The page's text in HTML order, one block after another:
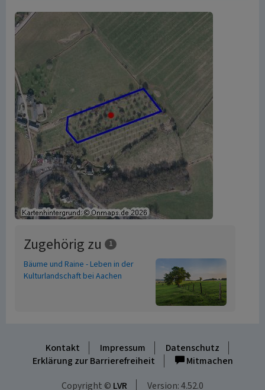
Zugehörig zu 1
Bäume und Raine - Leben in der
Kulturlandschaft bei Aachen
Kontakt Impressum
Datenschutz
Erklärung zur Barrierefreiheit
Mitmachen
Copyright © LVR Version: 4.52.0